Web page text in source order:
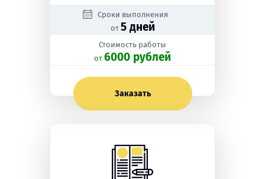
Сроки выполнения
от 5 дней
Стоимость работы
oт 6000 рублей
Заказать